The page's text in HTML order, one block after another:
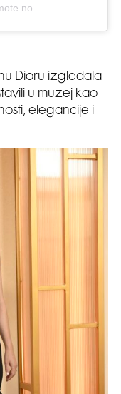
Dioru izgledala
u muzej kao
elegancije i